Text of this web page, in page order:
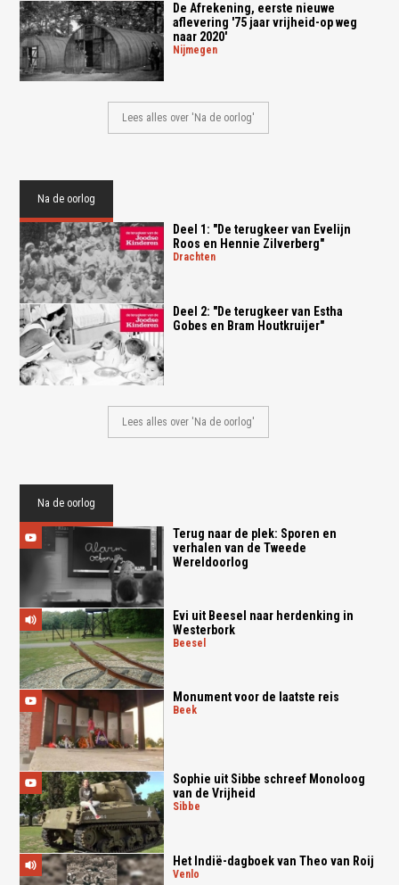
De Afrekening, eerste nieuwe
aflevering '75 jaar vrijheid-op weg
naar 2020'
nijmegen
Lees alles over 'Na de oorlog'
Na de oorlog
Deel 1: "De terugkeer van Evelijn
Roos en Hennie Zilverberg"
drachten
Deel 2: "De terugkeer van Estha
Gobes en Bram Houtkruijer"
Lees alles over 'Na de oorlog'
Na de oorlog
Terug naar de plek: Sporen en
verhalen van de Tweede
Wereldoorlog
Evi uit Beesel naar herdenking in
Westerbork
beesel
Monument voor de laatste reis
beek
Sophie uit Sibbe schreef Monoloog
van de Vrijheid
sibbe
Het Indië-dagboek van Theo van Roij
venlo